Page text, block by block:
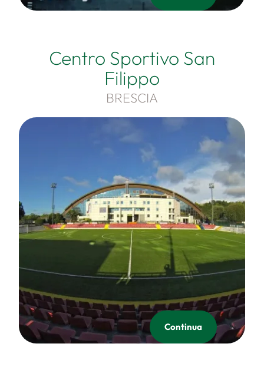
Centro Sportivo San
Filippo
BRESCIA
Continua